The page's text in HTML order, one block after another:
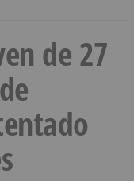
de 27